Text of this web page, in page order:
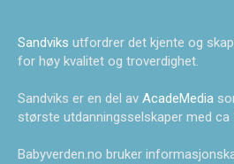
Sandviks utfordrer det kjente og
for høy kvalitet og troverdighet.
Sandviks er en del av AcadeMedia
største utdanningsselskaper med ca
Babyverden.no bruker